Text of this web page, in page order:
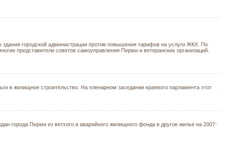
городской администрации против повышения тарифов на услуги ЖКХ. По
представители советов самоуправления Перми и ветеранских организаций.
в жилищное строительство. На пленарном заседании краевого парламента этот
города Перми из ветхого и аварийного жилищного фонда в другое жилье на 2007-